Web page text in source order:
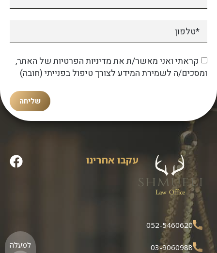
קראתי ואני מאשר/ת את מדיניות הפרטיות של האתר,
ומסכים/ה לשמירת המידע לצורך טיפול בפנייתי (חובה)
שליחה
עקבו אחרינו
052-5460620
03-9060988 למעלה